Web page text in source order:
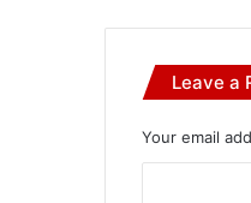
Leave a
Your email